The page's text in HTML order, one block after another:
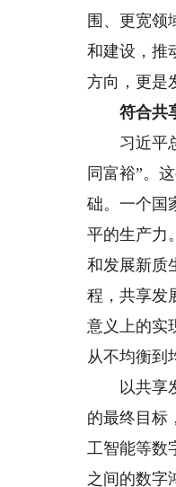
围、更宽领
和建设，推
方向，更是
符合共享
习近平总
同富裕”。
础。一个国
平的生产力
和发展新质
程，共享发
意义上的实
从不均衡到
以共享发
的最终目标
工智能等数
之间的数字